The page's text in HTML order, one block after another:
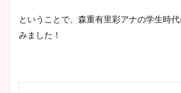
ということで、森重有里彩アナの学生時
みました！